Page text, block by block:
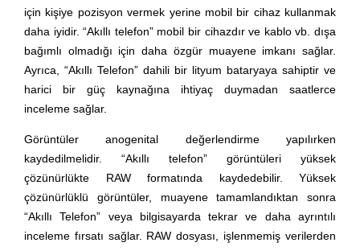
için kişiye pozisyon vermek yerine mobil bir cihaz kullanmak
daha iyidir. “Akıllı telefon” mobil bir cihazdır ve kablo vb. dışa
bağımlı olmadığı için daha özgür muayene imkanı sağlar.
Ayrıca, “Akıllı Telefon” dahili bir lityum bataryaya sahiptir ve
harici bir güç kaynağına ihtiyaç duymadan saatlerce
inceleme sağlar.
Görüntüler anogenital değerlendirme yapılırken
kaydedilmelidir. “Akıllı telefon” görüntüleri yüksek
çözünürlükte RAW formatında kaydedebilir. Yüksek
çözünürlüklü görüntüler, muayene tamamlandıktan sonra
“Akıllı Telefon” veya bilgisayarda tekrar ve daha ayrıntılı
inceleme fırsatı sağlar. RAW dosyası, işlenmemiş verilerden